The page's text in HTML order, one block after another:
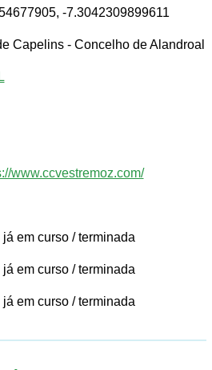
-7.3042309899611
Capelins - Concelho de Alandroal
www.ccvestremoz.com/
já em curso / terminada
já em curso / terminada
já em curso / terminada